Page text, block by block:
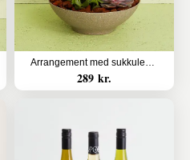
Arrangement med sukkulenter
289 kr.